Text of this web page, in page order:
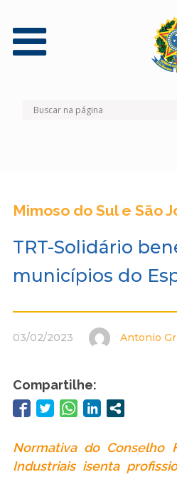
Mimoso do Sul e São
TRT-Solidário
municípios do
03/02/2023 Antonio
Compartilhe:
Normativa do Conselho
Industriais isenta